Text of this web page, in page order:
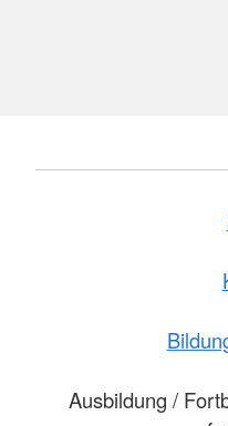
Ausbildung /